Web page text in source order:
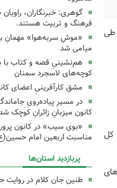
طی
مدیر کل
گوهری: خبرنگاران،
فرهنگ و تربیت هستند.
«موشِ سربه‌هوا» مهمانِ
میامی شد
هم‌نشینیِ قصه و کتاب با
کوچه‌های لاسجرد سمنان
مشقِ کارآفرینیِ اعضای
در مسیرِ پیاده‌رویِ
کانون میزبانِ زائرانِ کوچک
«بوی سیب» در کانون
مناسبت اربعین امام
پربازدید استان‌ها
طنین جان کلام در